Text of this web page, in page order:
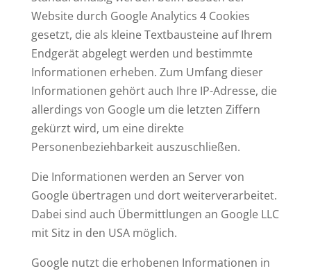
Website durch Google Analytics 4 Cookies
gesetzt, die als kleine Textbausteine auf Ihrem
Endgerät abgelegt werden und bestimmte
Informationen erheben. Zum Umfang dieser
Informationen gehört auch Ihre IP-Adresse, die
allerdings von Google um die letzten Ziffern
gekürzt wird, um eine direkte
Personenbeziehbarkeit auszuschließen.
Die Informationen werden an Server von
Google übertragen und dort weiterverarbeitet.
Dabei sind auch Übermittlungen an Google LLC
mit Sitz in den USA möglich.
Google nutzt die erhobenen Informationen in